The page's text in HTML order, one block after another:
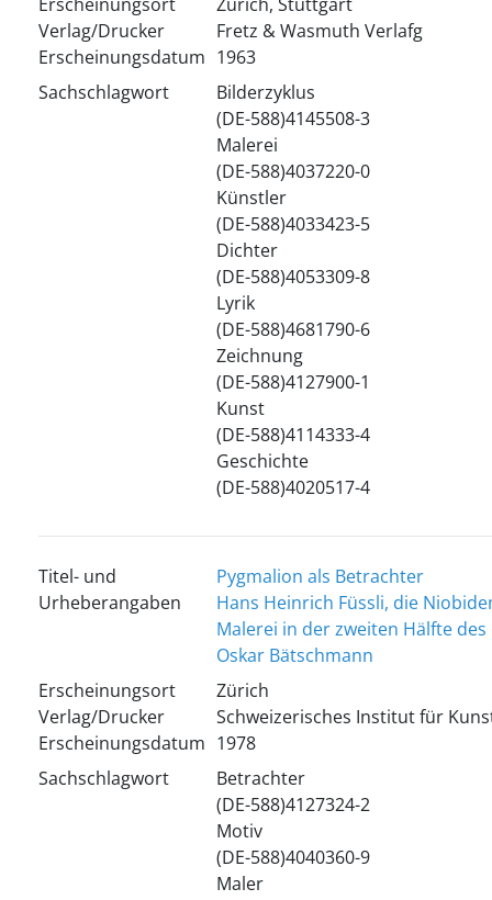
Verlag/Drucker
Erscheinungsdatum
Fretz & Wasmuth Verlafg
1963
Sachschlagwort
Bilderzyklus
(DE-588)4145508-3
Malerei
(DE-588)4037220-0
Künstler
(DE-588)4033423-5
Dichter
(DE-588)4053309-8
Lyrik
(DE-588)4681790-6
Zeichnung
(DE-588)4127900-1
Kunst
(DE-588)4114333-4
Geschichte
(DE-588)4020517-4
Titel- und
Urheberangaben
Pygmalion als Betrachter
Hans Heinrich Füssli, die
Malerei in der zweiten Hälfte
Oskar Bätschmann
Erscheinungsort
Verlag/Drucker
Erscheinungsdatum
Zürich
Schweizerisches Institut für
1978
Sachschlagwort
Betrachter
(DE-588)4127324-2
Motiv
(DE-588)4040360-9
Maler